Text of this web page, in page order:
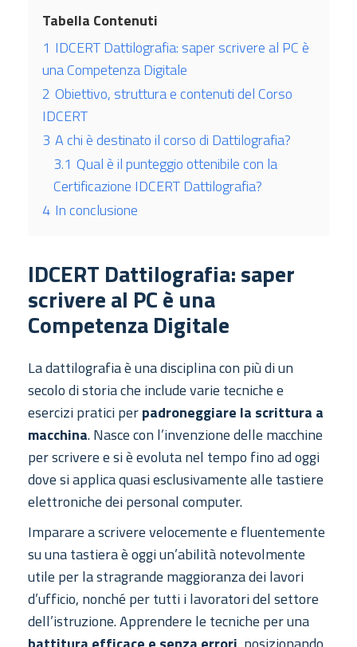
Tabella Contenuti
1 IDCERT Dattilografia: saper scrivere al PC è
una Competenza Digitale
2 Obiettivo, struttura e contenuti del Corso
IDCERT
3 A chi è destinato il corso di Dattilografia?
3.1 Qual è il punteggio ottenibile con la
Certificazione IDCERT Dattilografia?
4 In conclusione
IDCERT Dattilografia: saper
scrivere al PC è una
Competenza Digitale
La dattilografia è una disciplina con più di un
secolo di storia che include varie tecniche e
esercizi pratici perpadroneggiare la scrittura a
macchina. Nasce con l’invenzione delle macchine
per scrivere e si è evoluta nel tempo fino ad oggi
dove si applica quasi esclusivamente alle tastiere
elettroniche dei personal computer.
Imparare a scrivere velocemente e fluentemente
su una tastiera è oggi un’abilità notevolmente
utile per la stragrande maggioranza dei lavori
d’ufficio, nonché per tutti i lavoratori del settore
dell’istruzione. Apprendere le tecniche per una